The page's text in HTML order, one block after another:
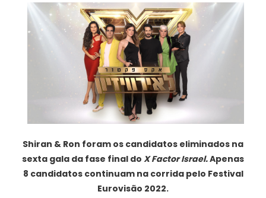
Shiran & Ron foram os candidatos eliminados na
sexta gala da fase final do X Factor Israel.Apenas
8 candidatos continuam na corrida pelo Festival
Eurovisão 2022.